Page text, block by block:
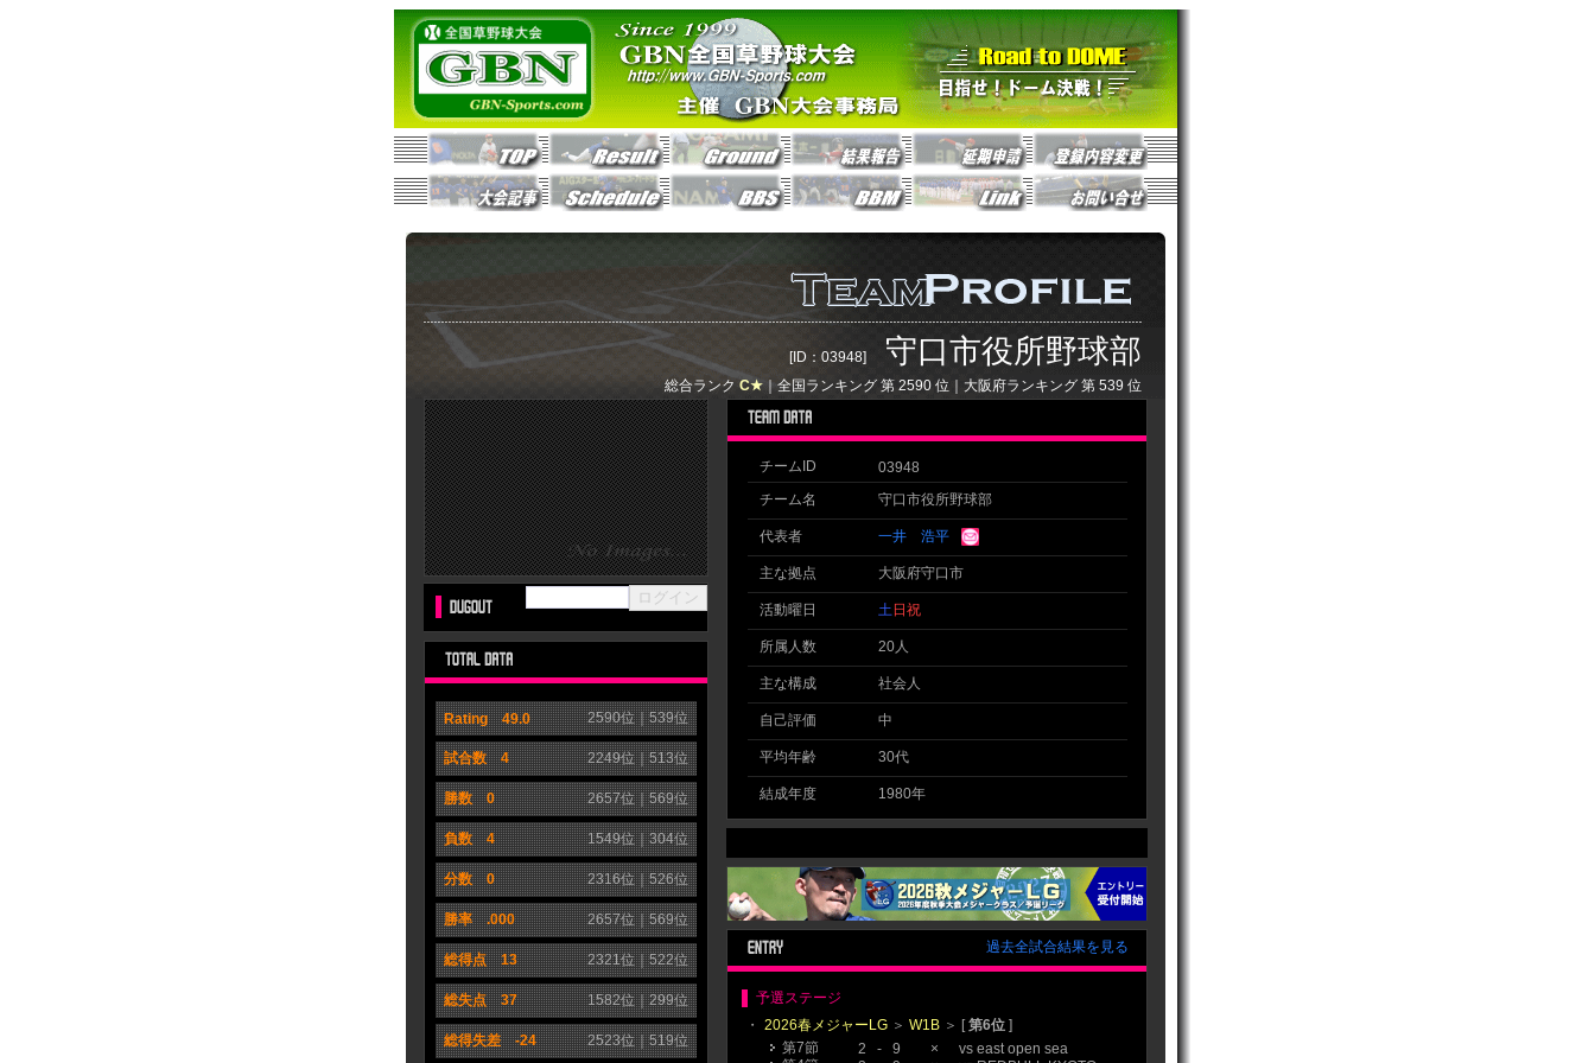
[ID：03948] 守口市役所野球部
総合ランク C★ ｜全国ランキング 第 2590 位｜大阪府ランキング 第 539 位
Rating 49.0 2590位｜539位
試合数 4 2249位｜513位
勝数 0 2657位｜569位
負数 4 1549位｜304位
分数 0 2316位｜526位
勝率 .000 2657位｜569位
総得点 13 2321位｜522位
総失点 37 1582位｜299位
総得失差 -24 2523位｜519位
チームID 03948
チーム名 守口市役所野球部
代表者 一井 浩平
主な拠点 大阪府守口市
活動曜日 土 日祝
所属人数 20人
主な構成 社会人
自己評価 中
平均年齢 30代
結成年度 1980年
過去全試合結果を見る
予選ステージ
・
2026春メジャーLG＞ W1B＞ [第6位]
第7節
2 - 9 × vs east open sea